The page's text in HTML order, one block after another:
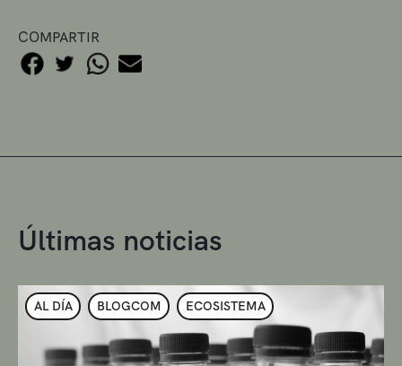
COMPARTIR
Últimas noticias
AL DÍA BLOGCOM ECOSISTEMA